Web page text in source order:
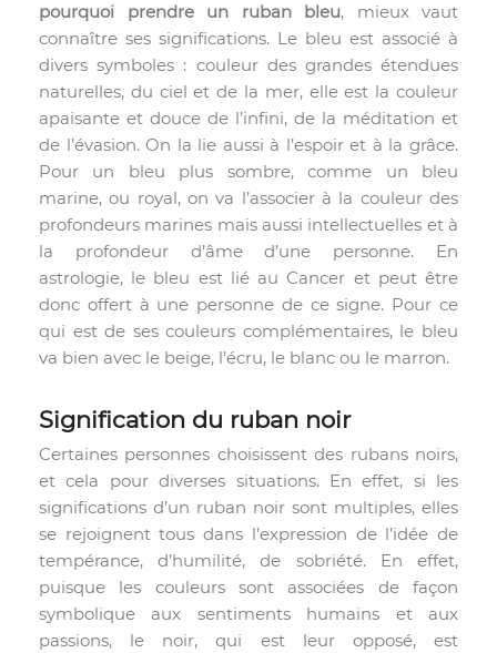
pourquoi prendre un ruban bleu, mieux vaut
connaître ses significations. Le bleu est associé à
divers symboles : couleur des grandes étendues
naturelles, du ciel et de la mer, elle est la couleur
apaisante et douce de l’infini, de la méditation et
de l’évasion. On la lie aussi à l’espoir et à la grâce.
Pour un bleu plus sombre, comme un bleu
marine, ou royal, on va l’associer à la couleur des
profondeurs marines mais aussi intellectuelles et à
la profondeur d’âme d’une personne. En
astrologie, le bleu est lié au Cancer et peut être
donc offert à une personne de ce signe. Pour ce
qui est de ses couleurs complémentaires, le bleu
va bien avec le beige, l’écru, le blanc ou le marron.
Signification du ruban noir
Certaines personnes choisissent des rubans noirs,
et cela pour diverses situations. En effet, si les
significations d’un ruban noir sont multiples, elles
se rejoignent tous dans l’expression de l’idée de
tempérance, d’humilité, de sobriété. En effet,
puisque les couleurs sont associées de façon
symbolique aux sentiments humains et aux
passions, le noir, qui est leur opposé, est